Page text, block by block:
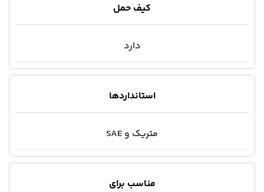
کیف حمل
دارد
استانداردها
متریک و SAE
مناسب برای